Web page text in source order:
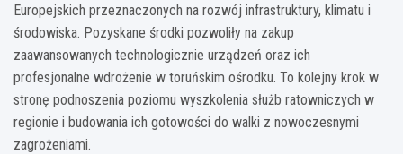
Europejskich przeznaczonych na rozwój infrastruktury, klimatu i
środowiska. Pozyskane środki pozwoliły na zakup
zaawansowanych technologicznie urządzeń oraz ich
profesjonalne wdrożenie w toruńskim ośrodku. To kolejny krok w
stronę podnoszenia poziomu wyszkolenia służb ratowniczych w
regionie i budowania ich gotowości do walki z nowoczesnymi
zagrożeniami.